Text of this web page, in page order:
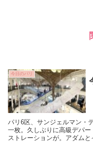
今日のパリ
パリ6区、サンジェルマン・
一枚。久しぶりに高級デパ
ストレーションが。アダム